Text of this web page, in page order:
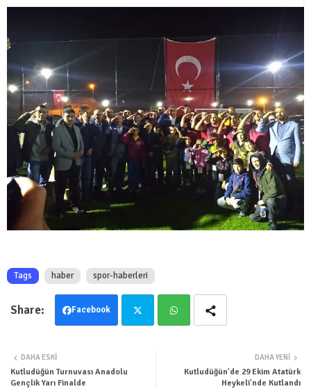
Tags haber spor-haberleri
Facebook
DAHA YENI
Kutludüğün'de 29 Ekim Atatürk
Heykeli'nde Kutlandı
DAHA ESKI
Kutludüğün Turnuvası Anadolu
Gençlik Yarı Finalde